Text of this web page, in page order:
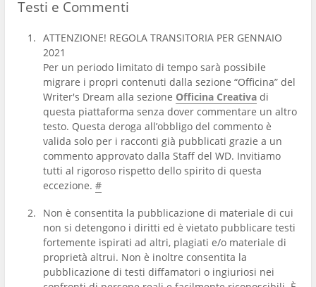
Testi e Commenti
ATTENZIONE! REGOLA TRANSITORIA PER GENNAIO
2021
Per un periodo limitato di tempo sarà possibile
migrare i propri contenuti dalla sezione “Officina” del
Writer's Dream alla sezione Officina Creativa di
questa piattaforma senza dover commentare un altro
testo. Questa deroga all’obbligo del commento è
valida solo per i racconti già pubblicati grazie a un
commento approvato dalla Staff del WD. Invitiamo
tutti al rigoroso rispetto dello spirito di questa
eccezione. #
Non è consentita la pubblicazione di materiale di cui
non si detengono i diritti ed è vietato pubblicare testi
fortemente ispirati ad altri, plagiati e/o materiale di
proprietà altrui. Non è inoltre consentita la
pubblicazione di testi diffamatori o ingiuriosi nei